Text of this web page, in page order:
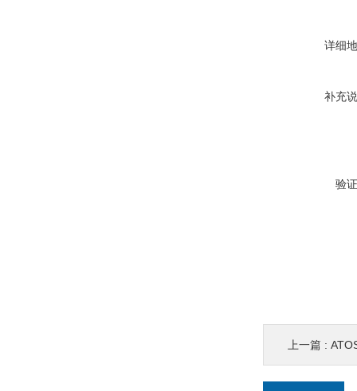
详细
补充
验
上一篇 :